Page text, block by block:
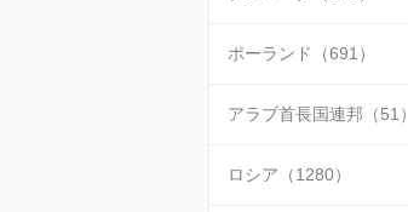
ポーランド（691）
アラブ首長国連邦（51）
ロシア（1280）